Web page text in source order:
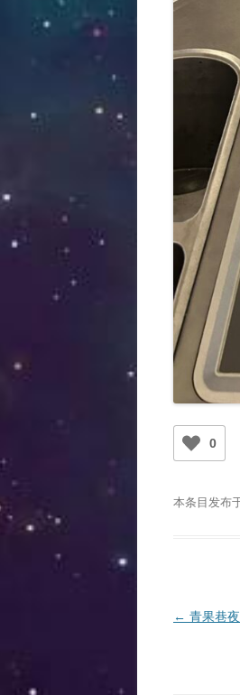
0
本条目发布
文
← 青果巷